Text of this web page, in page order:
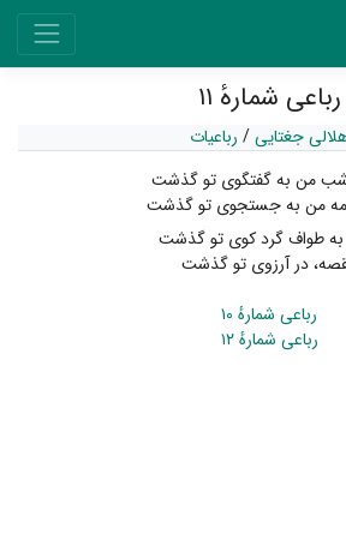
رباعی شمارهٔ ۱۱
جغتایی/ رباعیات
شب من به گفتگوی تو گذشت
من به جستجوی تو گذشت
به طواف گرد کوی تو گذشت
در آرزوی تو گذشت
رباعی شمارهٔ ۱۰
رباعی شمارهٔ ۱۲